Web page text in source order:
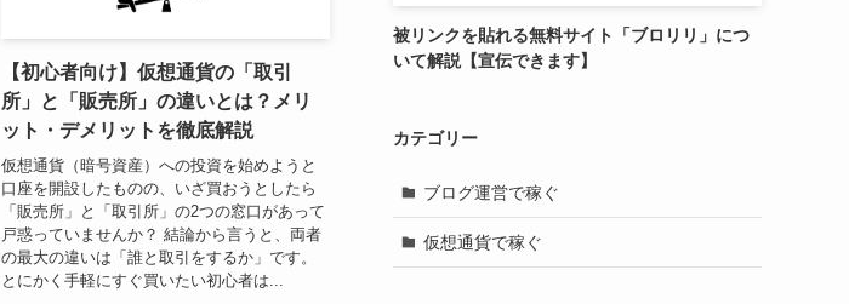
【初心者向け】仮想通貨の「取引
所」と「販売所」の違いとは？メリ
ット・デメリットを徹底解説
仮想通貨（暗号資産）への投資を始めようと
口座を開設したものの、いざ買おうとしたら
「販売所」と「取引所」の2つの窓口があって
戸惑っていませんか？ 結論から言うと、両者
の最大の違いは「誰と取引をするか」です。
とにかく手軽にすぐ買いたい初心者は...
被リンクを貼れる無料サイト「ブロリリ」につ
いて解説【宣伝できます】
カテゴリー
ブログ運営で稼ぐ
仮想通貨で稼ぐ